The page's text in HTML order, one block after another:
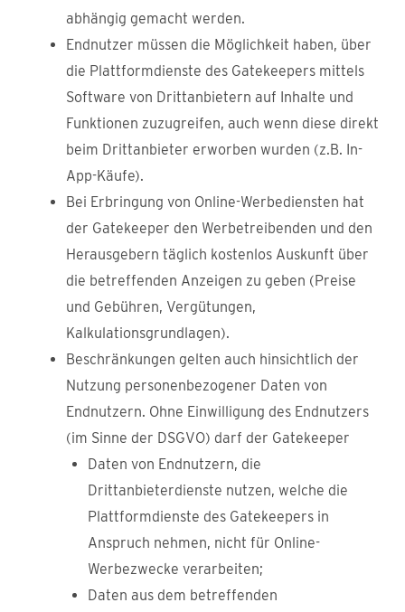
abhängig gemacht werden.
Endnutzer müssen die Möglichkeit haben, über
die Plattformdienste des Gatekeepers mittels
Software von Drittanbietern auf Inhalte und
Funktionen zuzugreifen, auch wenn diese direkt
beim Drittanbieter erworben wurden (z.B. In-
App-Käufe).
Bei Erbringung von Online-Werbediensten hat
der Gatekeeper den Werbetreibenden und den
Herausgebern täglich kostenlos Auskunft über
die betreffenden Anzeigen zu geben (Preise
und Gebühren, Vergütungen,
Kalkulationsgrundlagen).
Beschränkungen gelten auch hinsichtlich der
Nutzung personenbezogener Daten von
Endnutzern. Ohne Einwilligung des Endnutzers
(im Sinne der DSGVO) darf der Gatekeeper
Daten von Endnutzern, die
Drittanbieterdienste nutzen, welche die
Plattformdienste des Gatekeepers in
Anspruch nehmen, nicht für Online-
Werbezwecke verarbeiten;
Daten aus dem betreffenden